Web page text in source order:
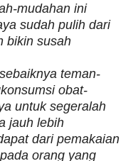
mudahan ini
sudah pulih dari
bikin susah
teman-
obat-
untuk segeralah
jauh lebih
dari pemakaian
orang yang